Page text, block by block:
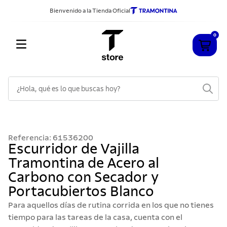
Bienvenido a la Tienda Oficial
0
Referencia: 61536200
Escurridor de Vajilla
Tramontina de Acero al
Carbono con Secador y
Portacubiertos Blanco
Para aquellos días de rutina corrida en los que no tienes
tiempo para las tareas de la casa, cuenta con el
2.
sarten
3.
cubiertos
4.
ollas
5.
acero inoxidable
6. grano